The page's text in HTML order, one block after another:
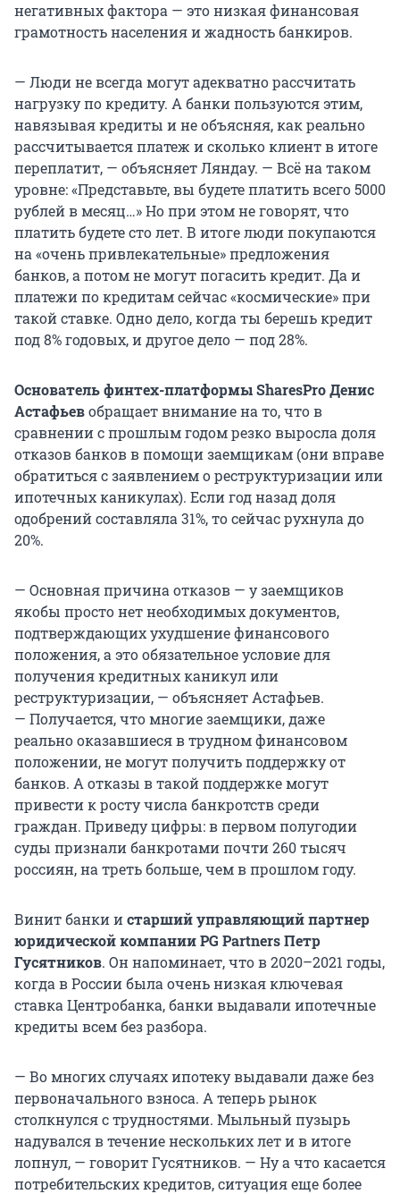
негативных фактора — это низкая финансовая
грамотность населения и жадность банкиров.
— Люди не всегда могут адекватно рассчитать
нагрузку по кредиту. А банки пользуются этим,
навязывая кредиты и не объясняя, как реально
рассчитывается платеж и сколько клиент в итоге
переплатит, — объясняет Ляндау. — Всё на таком
уровне: «Представьте, вы будете платить всего 5000
рублей в месяц…» Но при этом не говорят, что
платить будете сто лет. В итоге люди покупаются
на «очень привлекательные» предложения
банков, а потом не могут погасить кредит. Да и
платежи по кредитам сейчас «космические» при
такой ставке. Одно дело, когда ты берешь кредит
под 8% годовых, и другое дело — под 28%.
Основатель финтех-платформы SharesPro Денис
Астафьевобращает внимание на то, что в
сравнении с прошлым годом резко выросла доля
отказов банков в помощи заемщикам (они вправе
обратиться с заявлением о реструктуризации или
ипотечных каникулах). Если год назад доля
одобрений составляла 31%, то сейчас рухнула до
20%.
— Основная причина отказов — у заемщиков
якобы просто нет необходимых документов,
подтверждающих ухудшение финансового
положения, а это обязательное условие для
получения кредитных каникул или
реструктуризации, — объясняет Астафьев.
— Получается, что многие заемщики, даже
реально оказавшиеся в трудном финансовом
положении, не могут получить поддержку от
банков. А отказы в такой поддержке могут
привести к росту числа банкротств среди
граждан. Приведу цифры: в первом полугодии
суды признали банкротами почти 260 тысяч
россиян, на треть больше, чем в прошлом году.
Винит банки истарший управляющий партнер
юридической компании PG Partners Петр
Гусятников. Он напоминает, что в 2020–2021 годы,
когда в России была очень низкая ключевая
ставка Центробанка, банки выдавали ипотечные
кредиты всем без разбора.
— Во многих случаях ипотеку выдавали даже без
первоначального взноса. А теперь рынок
столкнулся с трудностями. Мыльный пузырь
надувался в течение нескольких лет и в итоге
лопнул, — говорит Гусятников. — Ну а что касается
потребительских кредитов, ситуация еще более